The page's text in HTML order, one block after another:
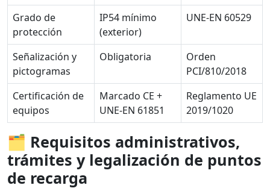
Grado de
protección
IP54 mínimo
(exterior)
UNE-EN 60529
Señalización y
pictogramas
Obligatoria
Orden
PCI/810/2018
Certificación de
equipos
Marcado CE +
UNE-EN 61851
Reglamento UE
2019/1020
🗂️ Requisitos administrativos,
trámites y legalización de puntos
de recarga